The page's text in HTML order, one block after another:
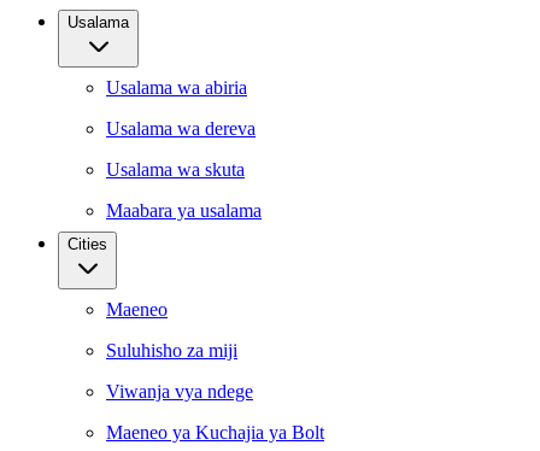
Usalama
Usalama wa abiria
Usalama wa dereva
Usalama wa skuta
Maabara ya usalama
Cities
Maeneo
Suluhisho za miji
Viwanja vya ndege
Maeneo ya Kuchajia ya Bolt